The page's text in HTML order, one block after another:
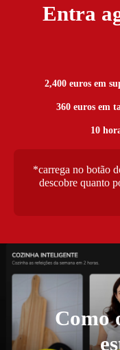
Entra
2,400 euros em
360 euros em
10
*carrega no botão
descobre quanto
Como